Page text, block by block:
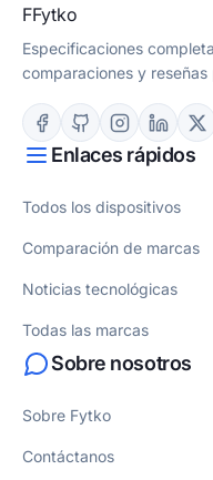
FFytko
Especificaciones
comparaciones y
Enlaces rápidos
Todos los dispositivos
Comparación de marcas
Noticias tecnológicas
Todas las marcas
Sobre nosotros
Sobre Fytko
Contáctanos